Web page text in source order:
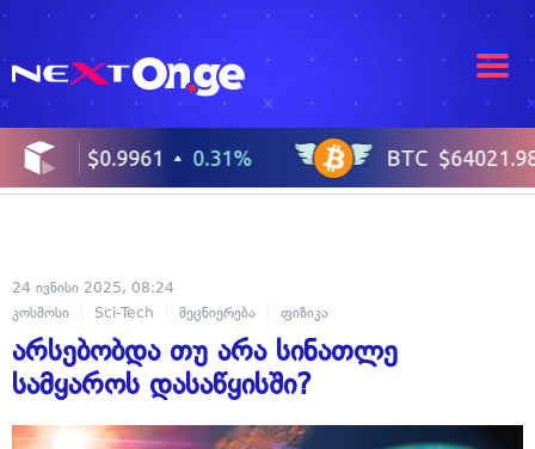
24 ივნისი 2025, 08:24
კოსმოსი
Sci-Tech მეცნიერება ფიზიკა
არსებობდა თუ არა სინათლე
სამყაროს დასაწყისში?